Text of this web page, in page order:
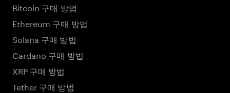
Bitcoin 구매 방법
Ethereum 구매 방법
Solana 구매 방법
Cardano 구매 방법
XRP 구매 방법
Tether 구매 방법